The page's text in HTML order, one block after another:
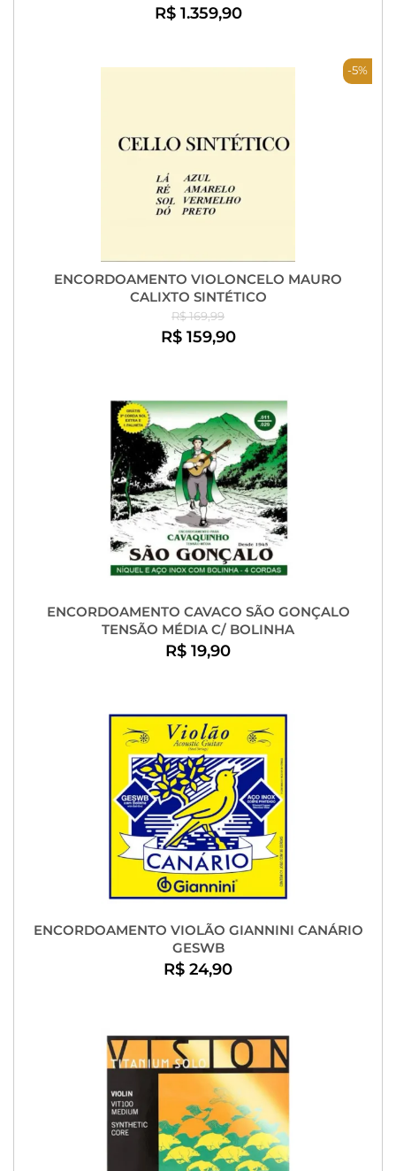
R$ 1.359,90
-5%
ENCORDOAMENTO VIOLONCELO MAURO
CALIXTO SINTÉTICO
R$ 169,99
R$ 159,90
ENCORDOAMENTO CAVACO SÃO GONÇALO
TENSÃO MÉDIA C/ BOLINHA
R$ 19,90
ENCORDOAMENTO VIOLÃO GIANNINI CANÁRIO
GESWB
R$ 24,90